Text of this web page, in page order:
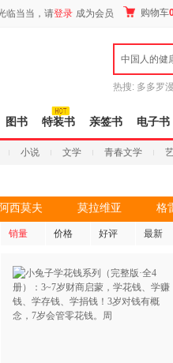
临当当，请登录 成为会员 购物车
中国人的健
热搜: 多多罗
图书 特装书 亲签书 电子书
小说 文学 青春文学
阿西莫夫 莫拉维亚 格
销量 价格 好评 最新